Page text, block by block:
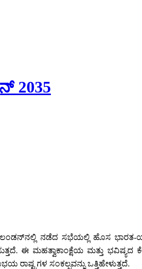
2035
ನಡೆದ ಸಭೆಯಲ್ಲಿ ಹೊಸ ಭಾರತ-
ಈ ಮಹತ್ವಾಕಾಂಕ್ಷೆಯ ಮತ್ತು
ರಾಷ್ಟ್ರಗಳ ಸಂಕಲ್ಪವನ್ನು ಒತ್ತಿಹೇಳುತ್ತದೆ.